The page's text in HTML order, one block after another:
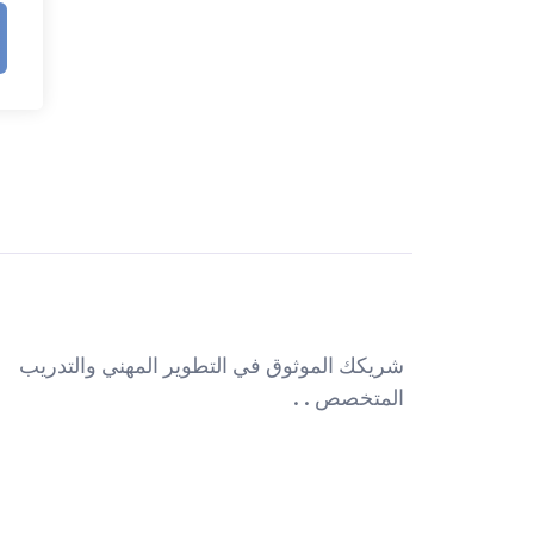
شريكك الموثوق في التطوير المهني والتدريب
المتخصص . .